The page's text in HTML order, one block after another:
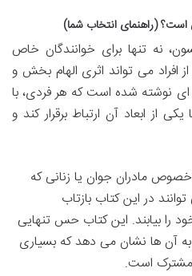
(راهنمای انتخاب شما)
نه تنها برای خوانندگان خاص
افراد می تواند اثری الهام بخش و
ای نوشته شده است که هر فردی، با
از ابعاد آن ارتباط برقرار کند و
مادران جوان یا زنانی که
در این کتاب بازتاب
بیابند. این کتاب حس تنهایی
آن ها نشان می دهد که بسیاری
مشترک است.